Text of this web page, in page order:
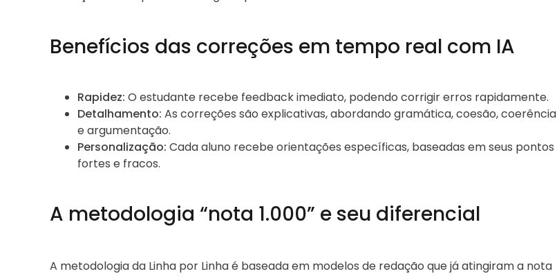
Benefícios das correções em tempo real com IA
Rapidez: O estudante recebe feedback imediato, podendo corrigir erros rapidamente.
Detalhamento: As correções são explicativas, abordando gramática, coesão, coerência
e argumentação.
Personalização: Cada aluno recebe orientações específicas, baseadas em seus pontos
fortes e fracos.
A metodologia “nota 1.000” e seu diferencial
A metodologia da Linha por Linha é baseada em modelos de redação que já atingiram a nota